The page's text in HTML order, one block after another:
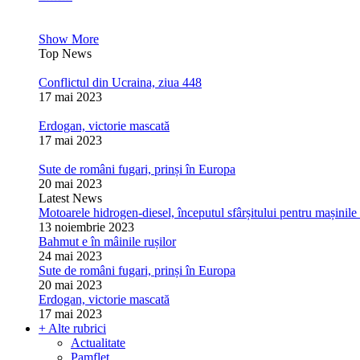
Show More
Top News
Conflictul din Ucraina, ziua 448
17 mai 2023
Erdogan, victorie mascată
17 mai 2023
Sute de români fugari, prinși în Europa
20 mai 2023
Latest News
Motoarele hidrogen-diesel, începutul sfârșitului pentru mașinile
13 noiembrie 2023
Bahmut e în mâinile rușilor
24 mai 2023
Sute de români fugari, prinși în Europa
20 mai 2023
Erdogan, victorie mascată
17 mai 2023
+ Alte rubrici
Actualitate
Pamflet